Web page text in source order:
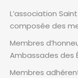
L’association
composée des
Membres
Ambassades des
Membres